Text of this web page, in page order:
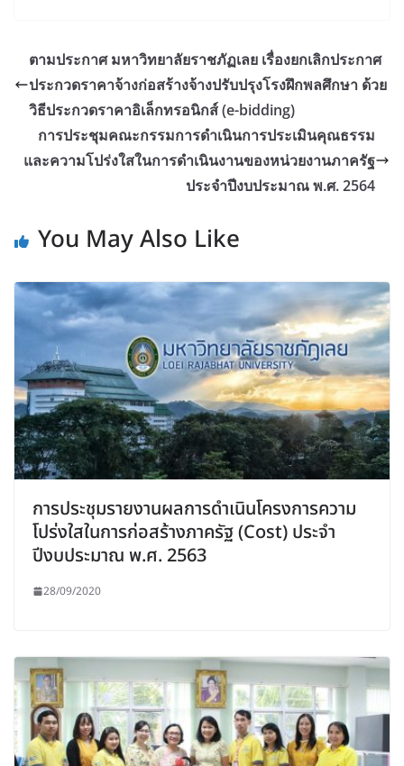
ตามประกาศ มหาวิทยาลัยราชภัฏเลย เรื่องยกเลิกประกาศ
ประกวดราคาจ้างก่อสร้างจ้างปรับปรุงโรงฝึกพลศึกษา ด้วย
วิธีประกวดราคาอิเล็กทรอนิกส์ (e-bidding)
การประชุมคณะกรรมการดำเนินการประเมินคุณธรรม
และความโปร่งใสในการดำเนินงานของหน่วยงานภาครัฐ
ประจำปีงบประมาณ พ.ศ. 2564
You May Also Like
การประชุมรายงานผลการดำเนินโครงการความ
โปร่งใสในการก่อสร้างภาครัฐ (Cost) ประจำ
ปีงบประมาณ พ.ศ. 2563
28/09/2020